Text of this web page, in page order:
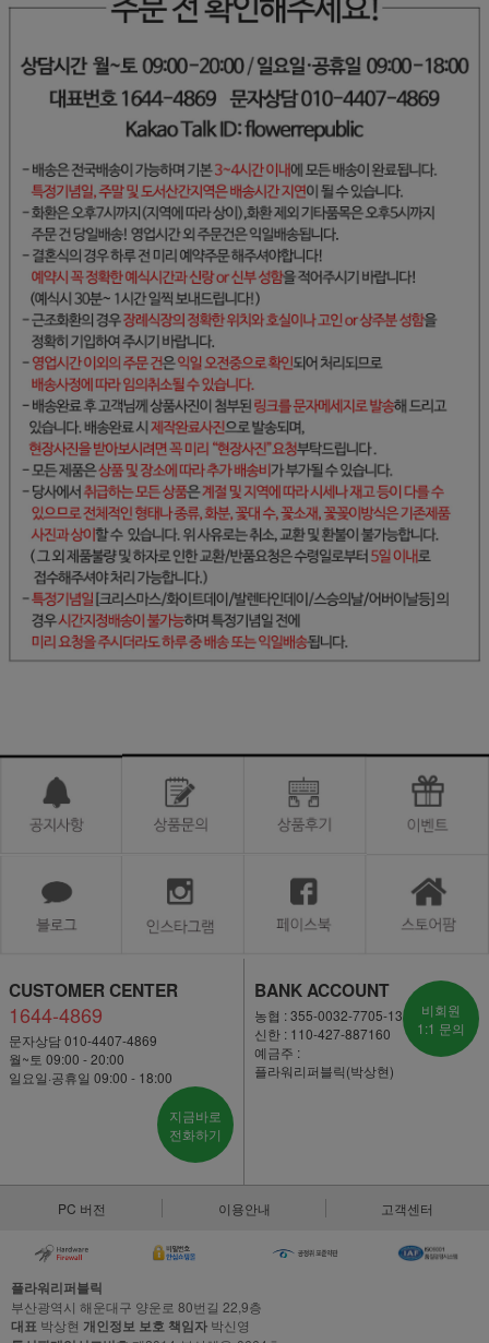
CUSTOMER CENTER
1644-4869
문자상담 010-4407-4869
월~토 09:00 - 20:00
일요일·공휴일 09:00 - 18:00
지금바로
전화하기
BANK ACCOUNT
농협 : 355-0032-7705-13
신한 : 110-427-887160
예금주 :
플라워리퍼블릭(박상현)
비회원
1:1 문의
PC 버전 이용안내 고객센터
플라워리퍼블릭
부산광역시 해운대구 양운로 80번길 22,9층
대표 박상현 개인정보 보호 책임자 박신영